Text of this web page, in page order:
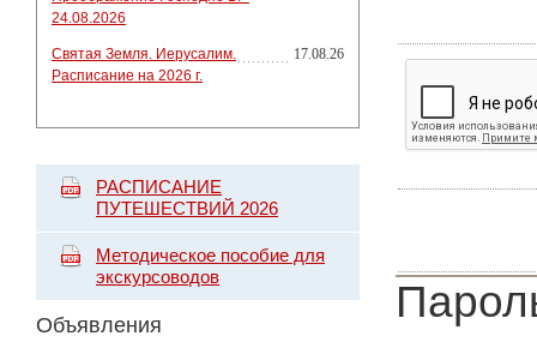
24.08.2026
Святая Земля. Иерусалим.
Расписание на 2026 г.
17.08.26
РАСПИСАНИЕ
ПУТЕШЕСТВИЙ 2026
Методическое пособие для
экскурсоводов
Объявления